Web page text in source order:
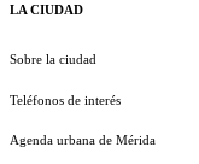
LA CIUDAD
Sobre la ciudad
Teléfonos de interés
Agenda urbana de Mérida